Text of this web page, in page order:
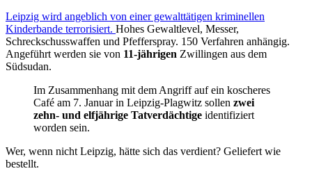
Leipzig wird angeblich von einer gewalttätigen kriminellen
Kinderbande terrorisiert. Hohes Gewaltlevel, Messer,
Schreckschusswaffen und Pfefferspray. 150 Verfahren anhängig.
Angeführt werden sie von 11-jährigen Zwillingen aus dem
Südsudan.
Im Zusammenhang mit dem Angriff auf ein koscheres
Café am 7. Januar in Leipzig-Plagwitz sollen zwei
zehn- und elfjährige Tatverdächtige identifiziert
worden sein.
Wer, wenn nicht Leipzig, hätte sich das verdient? Geliefert wie
bestellt.